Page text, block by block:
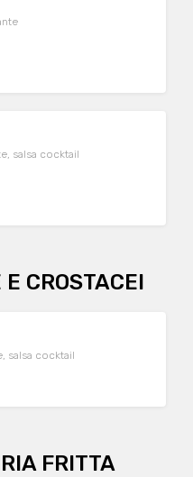
salsa cocktail
CROSTACEI
salsa cocktail
FRITTA